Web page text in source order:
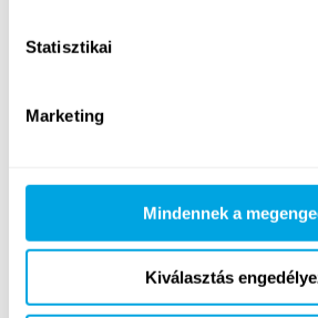
Statisztikai
Marketing
Mindennek a
Kiválasztás
turnusonként nettó 110 000 Ft
folyamán.
Felkészítés:orientációs
június 13-14.) és egyénileg
támogatás, szakterülettől